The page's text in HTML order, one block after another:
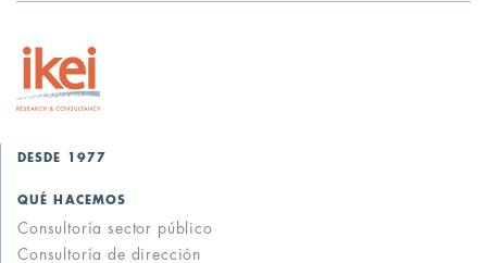
DESDE 1977
QUÉ HACEMOS
Consultoría sector público
Consultoría de dirección